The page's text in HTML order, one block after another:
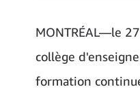
MONTRÉAL—le
collège
formation